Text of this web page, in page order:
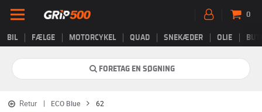
BIL FÆLGE MOTORCYKEL QUAD SNEKÆDER OLIE
0
FORETAG EN SØGNING
Retur ECO Blue 62